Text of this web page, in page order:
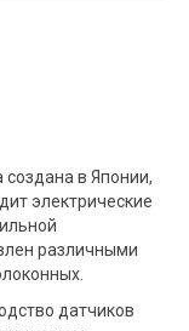
в Японии,
электрические
различными
датчиков